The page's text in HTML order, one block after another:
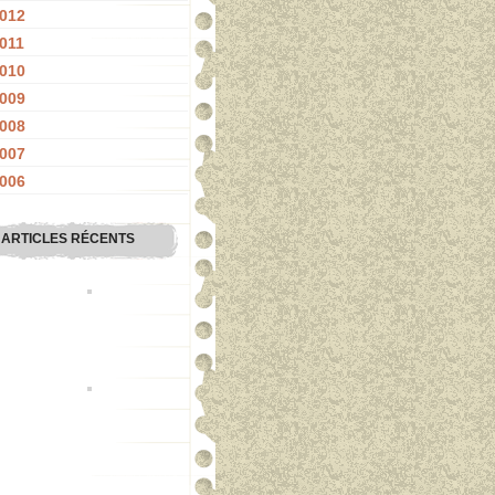
ARTICLES RÉCENTS